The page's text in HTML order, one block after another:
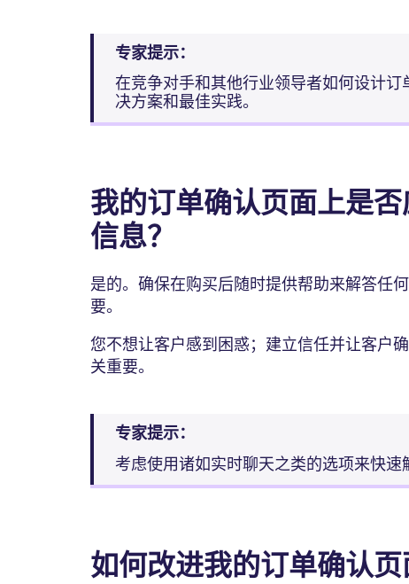
专家提示：
在竞争对手和其他行业领导者如何设计
决方案和最佳实践。
我的订单确认页面上是
信息？
是的。确保在购买后随时提供帮助来解答任
要。
您不想让客户感到困惑；建立信任并让客户
关重要。
专家提示：
考虑使用诸如实时聊天之类的选项来快速
如何改进我的订单确认页